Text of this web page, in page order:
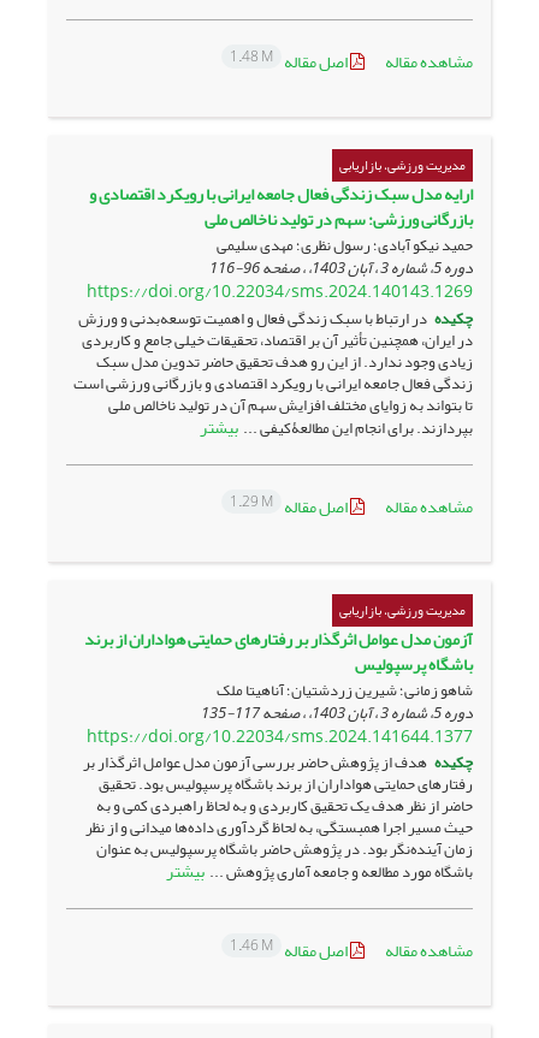
مشاهده مقاله اصل مقاله 1.48 M
مدیریت ورزشی، بازاریابی
ارایه مدل سبک زندگی فعال جامعه ایرانی با رویکرد اقتصادی و
بازرگانی ورزشی: سهم در تولید ناخالص ملی
حمید نیکو آبادی؛ رسول نظری؛ مهدی سلیمی
دوره 5، شماره 3 ، آبان 1403، ، صفحه 96-116
https://doi.org/10.22034/sms.2024.140143.1269
چکیده در ارتباط با سبک زندگی فعال و اهمیت توسعه‌بدنی و ورزش
در ایران، همچنین تأثیر آن بر اقتصاد، تحقیقات خیلی جامع و کاربردی
زیادی وجود ندارد. از این رو هدف تحقیق حاضر تدوین مدل سبک
زندگی فعال جامعه ایرانی با رویکرد اقتصادی و بازرگانی ورزشی است
تا بتواند به زوایای مختلف افزایش سهم آن در تولید ناخالص ملی
بپردازند. برای انجام این مطالعۀ‌کیفی ... بیشتر
مشاهده مقاله اصل مقاله 1.29 M
مدیریت ورزشی، بازاریابی
آزمون مدل عوامل اثرگذار بر رفتارهای حمایتی هواداران از برند
باشگاه پرسپولیس
شاهو زمانی؛ شیرین زردشتیان؛ آناهیتا ملک
دوره 5، شماره 3 ، آبان 1403، ، صفحه 117-135
https://doi.org/10.22034/sms.2024.141644.1377
چکیده هدف از پژوهش حاضر بررسی آزمون مدل عوامل اثرگذار بر
رفتارهای حمایتی هواداران از برند باشگاه پرسپولیس بود. تحقیق
حاضر از نظر هدف یک تحقیق کاربردی و به لحاظ راهبردی کمی و به
حیث مسیر اجرا همبستگی، به لحاظ گردآوری داده‌ها میدانی و از نظر
زمان آینده‌نگر بود. در پژوهش حاضر باشگاه پرسپولیس به عنوان
باشگاه مورد مطالعه و جامعه آماری پژوهش ... بیشتر
مشاهده مقاله اصل مقاله 1.46 M